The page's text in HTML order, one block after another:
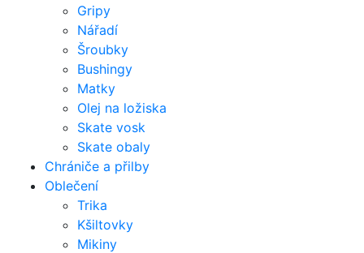
Gripy
Nářadí
Šroubky
Bushingy
Matky
Olej na ložiska
Skate vosk
Skate obaly
Chrániče a přilby
Oblečení
Trika
Kšiltovky
Mikiny